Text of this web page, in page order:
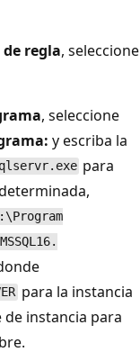
de regla, seleccione
, seleccione
y escriba la
para
para la instancia
instancia para